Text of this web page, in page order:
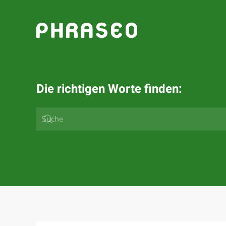
Zum Hauptinhalt springen
Die richtigen Worte finden: